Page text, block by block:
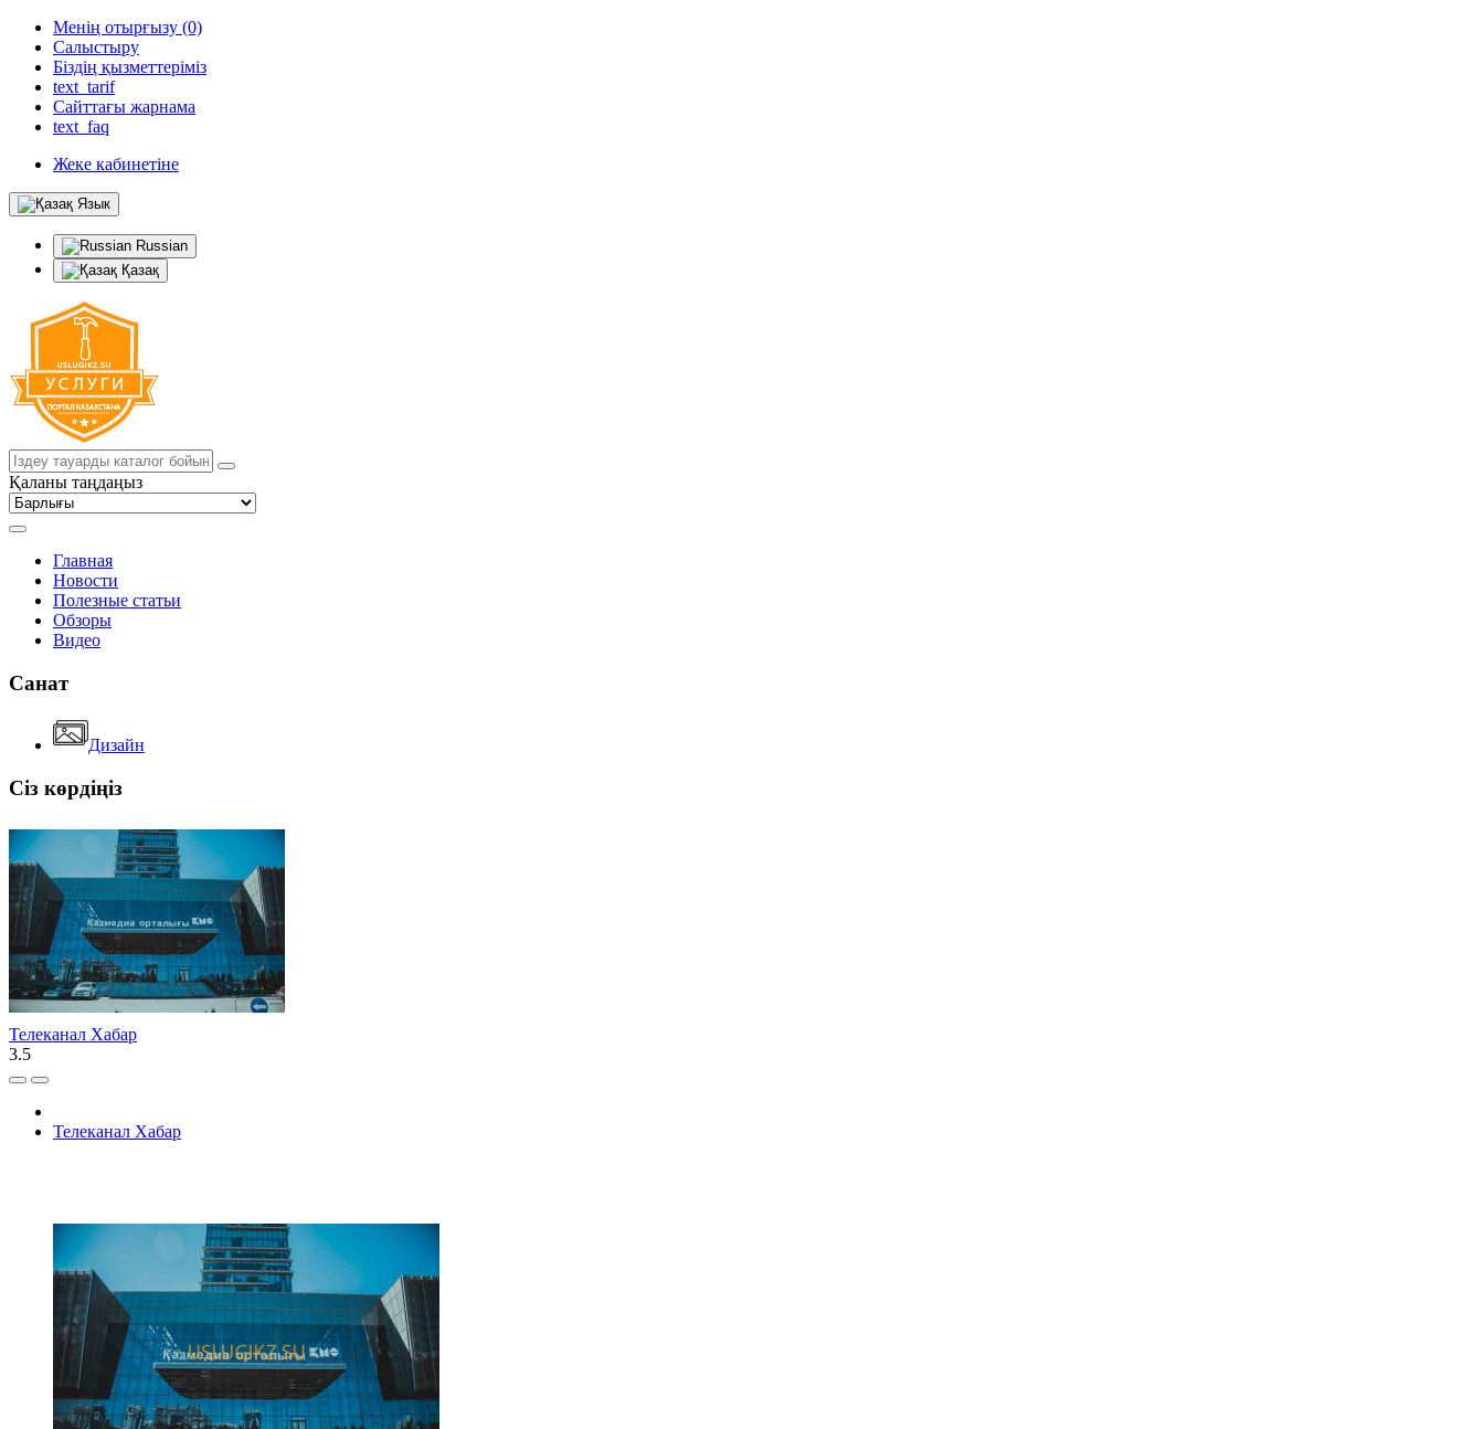
Менің отырғызу (0)
Салыстыру
Біздің қызметтеріміз
text_tarif
Сайттағы жарнама
text_faq
Жеке кабинетіне
Язык
Russian
Қазақ
Қаланы таңдаңыз
Главная
Новости
Полезные статьи
Обзоры
Видео
Санат
Дизайн
Сіз көрдіңіз
Телеканал Хабар
3.5
Телеканал Хабар